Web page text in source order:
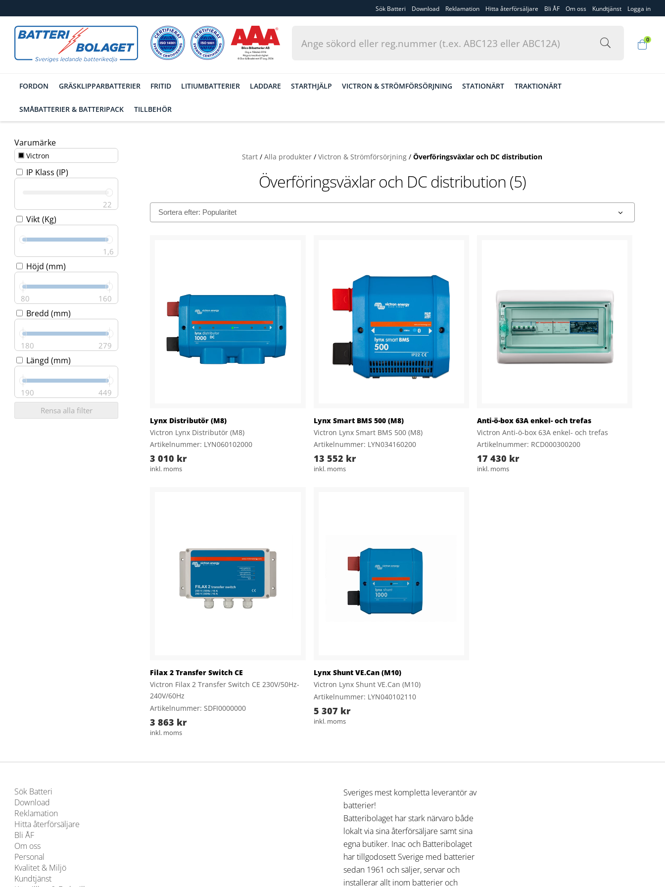
Sök Batteri Download Reklamation Hitta återförsäljare Bli ÅF Om oss Kundtjänst Logga in
0
FORDON GRÄSKLIPPARBATTERIER FRITID LITIUMBATTERIER LADDARE STARTHJÄLP VICTRON & STRÖMFÖRSÖRJNING STATIONÄRT TRAKTIONÄRT
SMÅBATTERIER & BATTERIPACK TILLBEHÖR
Varumärke
Victron
IP Klass (IP)
22
Vikt (Kg)
1,6
Höjd (mm)
80 160
Bredd (mm)
180 279
Längd (mm)
190
449
Rensa alla filter
Start / Alla produkter / Victron & Strömförsörjning / Överföringsväxlar och DC distribution
Överföringsväxlar och DC distribution (5)
Filtrering
Lynx Distributör (M8)
Victron Lynx Distributör (M8)
Artikelnummer: LYN060102000
3 010 kr
inkl. moms
Lynx Smart BMS 500 (M8)
Victron Lynx Smart BMS 500 (M8)
Artikelnummer: LYN034160200
13 552 kr
inkl. moms
Anti-ö-box 63A enkel- och trefas
Victron Anti-ö-box 63A enkel- och trefas
Artikelnummer: RCD000300200
17 430 kr
inkl. moms
Filax 2 Transfer Switch CE
Victron Filax 2 Transfer Switch CE 230V/50Hz-
240V/60Hz
Artikelnummer: SDFI0000000
3 863 kr
inkl. moms
Lynx Shunt VE.Can (M10)
Victron Lynx Shunt VE.Can (M10)
Artikelnummer: LYN040102110
5 307 kr
inkl. moms
Sök Batteri
Download
Reklamation
Hitta återförsäljare
Bli ÅF
Om oss
Personal
Kvalitet & Miljö
Kundtjänst
Sveriges mest kompletta leverantör av
batterier!
Batteribolaget har stark närvaro både
lokalt via sina återförsäljare samt sina
egna butiker. Inac och Batteribolaget
har tillgodosett Sverige med batterier
sedan 1961 och säljer, servar och
installerar allt inom batterier och